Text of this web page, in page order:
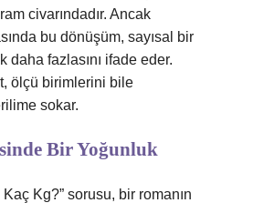
civarındadır. Ancak
bu dönüşüm, sayısal bir
daha fazlasını ifade eder.
ölçü birimlerini bile
sokar.
Bir Yoğunluk
Kaç Kg?” sorusu, bir romanın